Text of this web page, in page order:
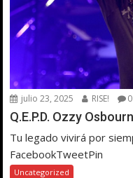
julio 23, 2025 RISE! 0
Q.E.P.D. Ozzy
Tu legado vivirá por
FacebookTweetPin
Uncategorized